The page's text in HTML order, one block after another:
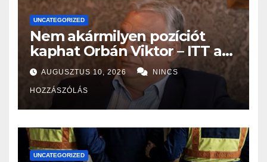
UNCATEGORIZED
Nem akármilyen pozíciót
kaphat Orbán Viktor – ITT a
nem várt fordulat
AUGUSZTUS 10, 2026 NINCS
HOZZÁSZÓLÁS
UNCATEGORIZED